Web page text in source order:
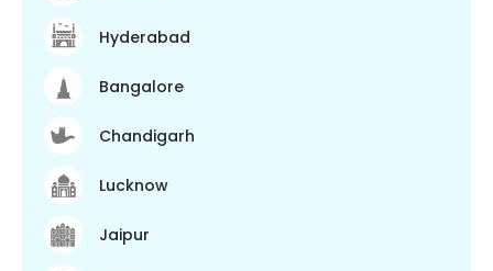
Hyderabad
Bangalore
Chandigarh
Lucknow
Jaipur